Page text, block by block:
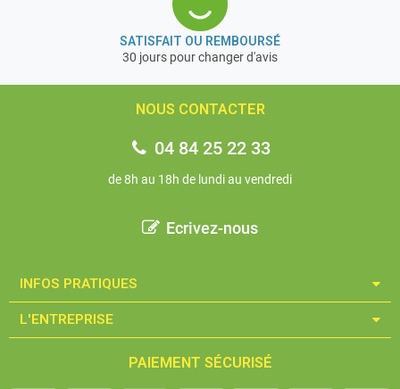
SATISFAIT OU REMBOURSÉ
30 jours pour changer d'avis
NOUS CONTACTER
04 84 25 22 33
de 8h au 18h de lundi au vendredi
Ecrivez-nous
INFOS PRATIQUES​
L'ENTREPRISE​
PAIEMENT SÉCURISÉ